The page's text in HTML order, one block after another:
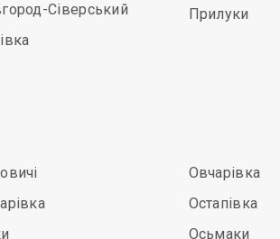
Сіверський
Прилуки
Овчарівка
Остапівка
Осьмаки